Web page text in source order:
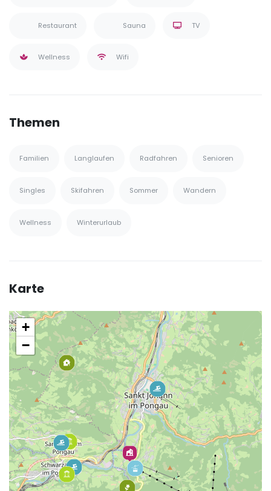
Restaurant Sauna TV
Wellness Wifi
Themen
Familien Langlaufen Radfahren Senioren
Singles Skifahren Sommer Wandern
Wellness Winterurlaub
Karte
+
−